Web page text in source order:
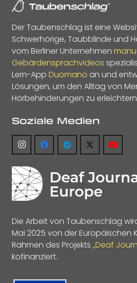
Der Taubenschlag ist eine
Schwerhörige, Taubblinde und
vom Berliner Unternehmen
Gebärdensprachvideos
Lern-App Duomano an und
Lösungen, um den Alltag von
Hörbehinderungen zu
Soziale Medien
Die Arbeit von Taubenschlag
Mai 2025 von der Europäischen
Rahmen des Projekts „Deaf
kofinanziert.